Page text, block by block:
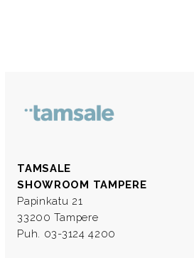
TAMSALE
SHOWROOM TAMPERE
Papinkatu 21
33200 Tampere
Puh. 03-3124 4200